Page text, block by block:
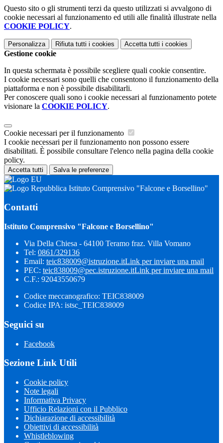
Questo sito o gli strumenti terzi da questo utilizzati si avvalgono di
cookie necessari al funzionamento ed utili alle finalità illustrate nella
COOKIE POLICY.
Personalizza Rifiuta tutti i cookies Accetta tutti i cookies
Gestione cookie
In questa schermata è possibile scegliere quali cookie consentire.
I cookie necessari sono quelli che consentono il funzionamento della
piattaforma e non è possibile disabilitarli.
Per conoscere quali sono i cookie necessari al funzionamento potete
visionare la COOKIE POLICY.
Cookie necessari per il funzionamento
I cookie necessari per il funzionamento non possono essere
disabilitati. È possibile consultare l'elenco nella pagina della cookie
policy.
Accetta tutti Salva le preferenze
Istituto Comprensivo "Falcone e Borsellino"
Contatti
Istituto Comprensivo "Falcone e Borsellino"
Via Della Chiesa - 64100 Teramo fraz. Villa Vomano
Tel: 0861/329136
Email: teic838009@istruzione.itLink per inviare una mail
PEC: teic838009@pec.​istruzione.itLink per inviare una mail
C.F.: 92043550679
Codice meccanografico: TEIC838009
Codice IPA: istsc_TEIC838009
Seguici su
Facebook
Sezione Link Utili
Cookie policy
Note legali
Informativa Privacy
Ufficio Relazioni con il Pubblico
Dichiarazione di accessibilità
Obiettivi di accessibilità
Whistleblowing